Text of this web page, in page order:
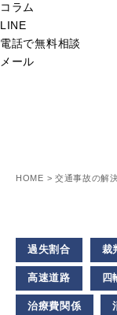
コラム
LINE
電話で無料相談
メール
HOME > 交通事故の解
過失割合 裁
高速道路 四
治療費関係